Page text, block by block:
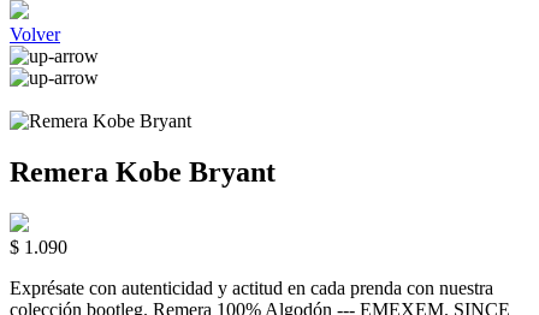
Volver
Remera Kobe Bryant
$ 1.090
Exprésate con autenticidad y actitud en cada prenda con nuestra
colección bootleg. Remera 100% Algodón --- EMEXEM. SINCE